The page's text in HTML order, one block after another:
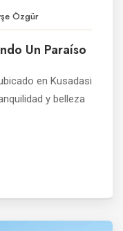
Özgür
Un Paraíso
en Kusadasi
y belleza